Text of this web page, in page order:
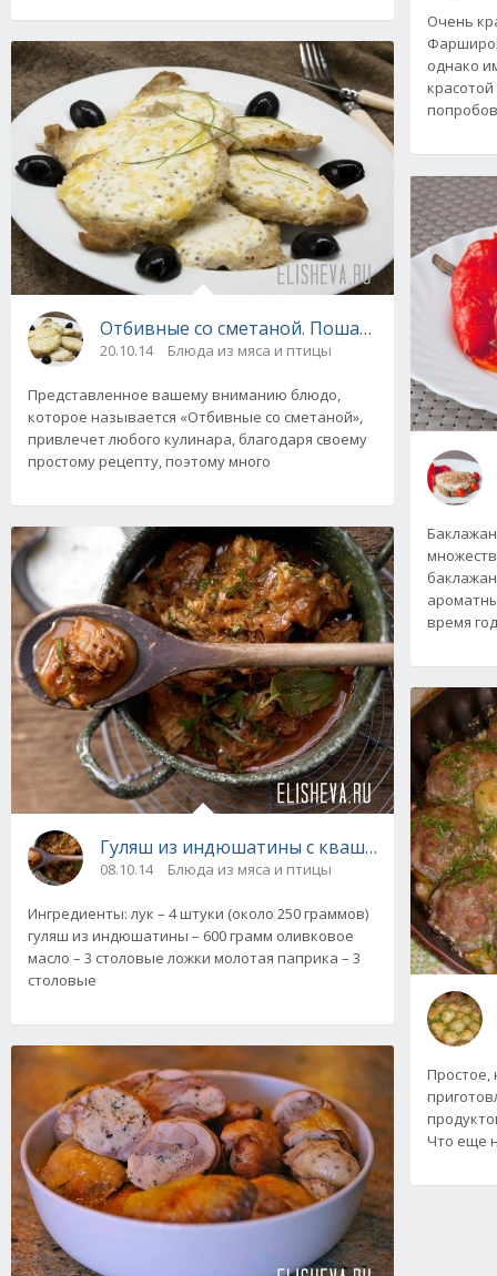
Отбивные со сметаной. Пошаговый рецепт
20.10.14 Блюда из мяса и птицы
Представленное вашему вниманию блюдо,
которое называется «Отбивные со сметаной»,
привлечет любого кулинара, благодаря своему
простому рецепту, поэтому много
Гуляш из индюшатины с квашеной
08.10.14 Блюда из мяса и птицы
Ингредиенты: лук – 4 штуки (около 250 граммов)
гуляш из индюшатины – 600 грамм оливковое
масло – 3 столовые ложки молотая паприка – 3
столовые
Очень
однако
время
Простое,
Что еще